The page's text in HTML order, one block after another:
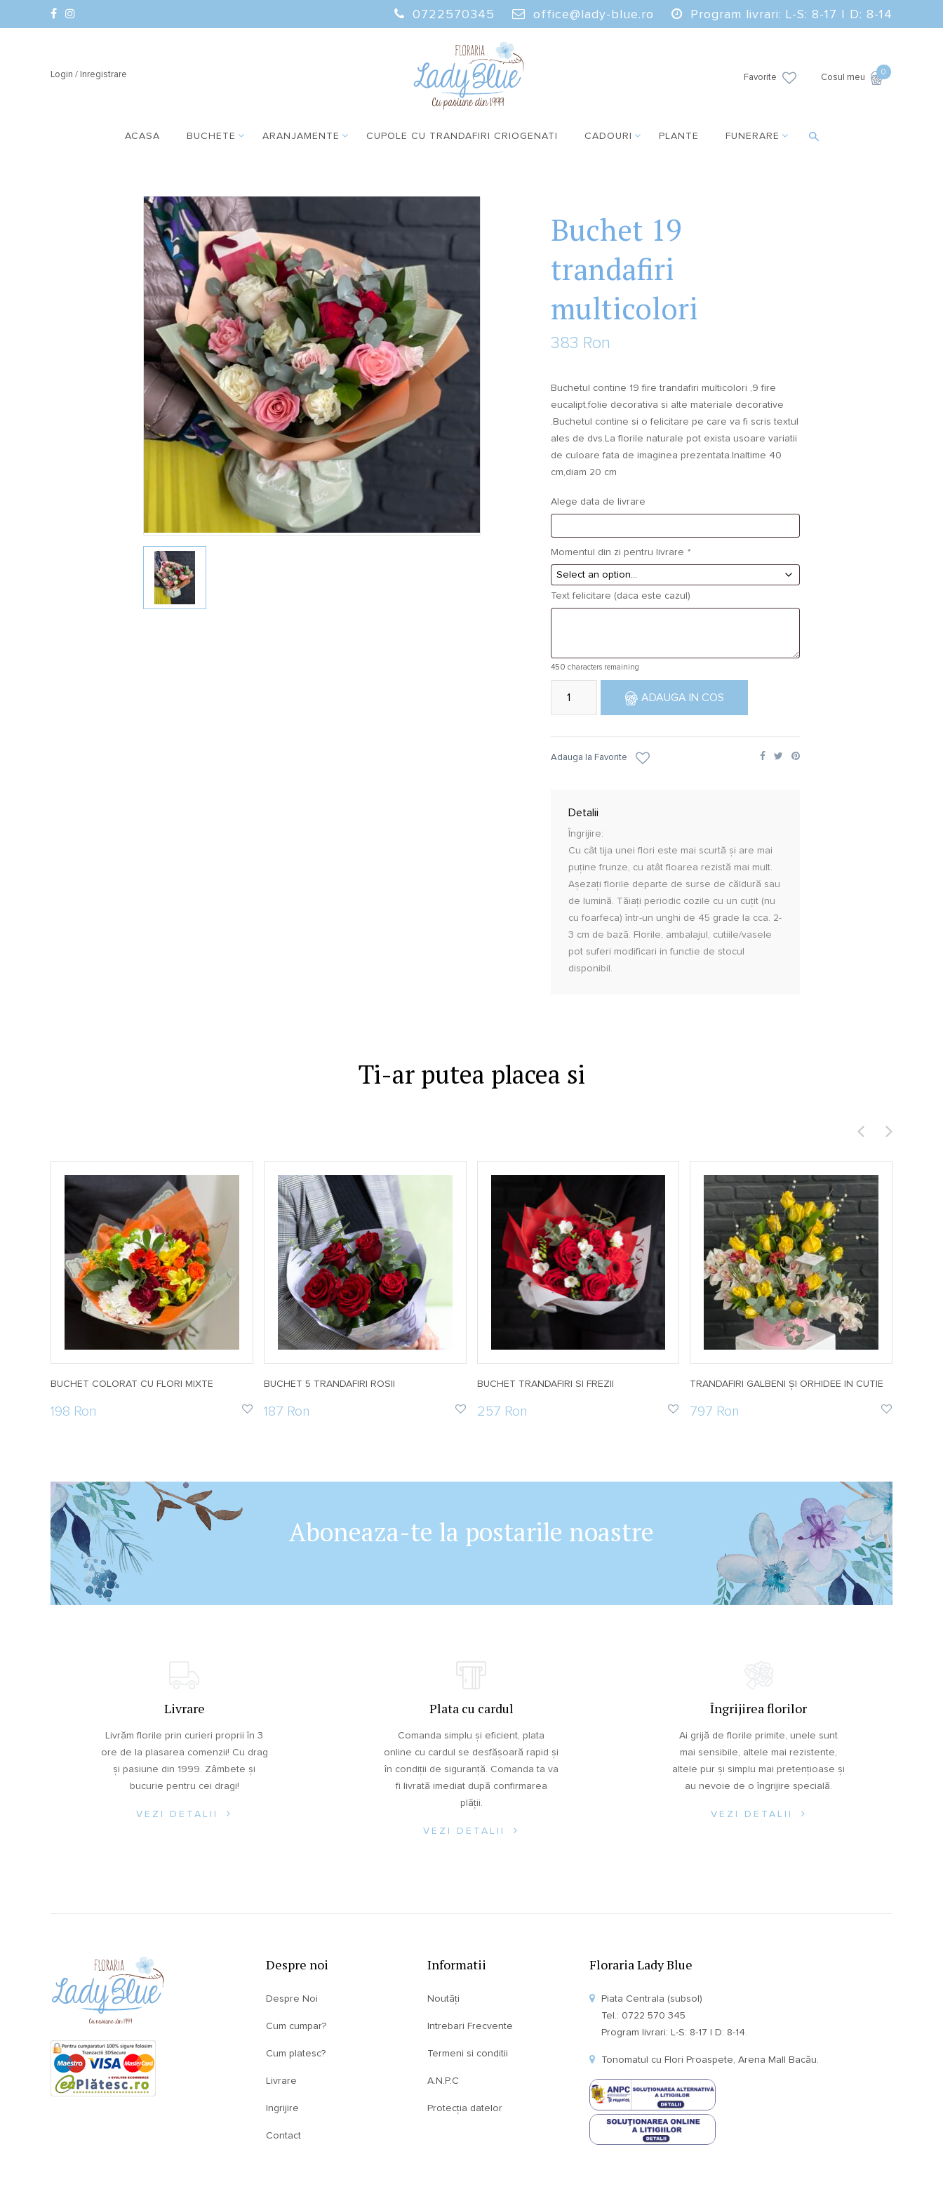
0722570345 office@lady-blue.ro Program livrari: L-S: 8-17 | D: 8-14
Login / Inregistrare Favorite Cosul meu
0
ACASA BUCHETE ARANJAMENTE CUPOLE CU TRANDAFIRI CRIOGENATI CADOURI PLANTE FUNERARE
Buchet 19
trandafiri
multicolori
383 Ron
Buchetul contine 19 fire trandafiri multicolori ,9 fire
eucalipt,folie decorativa si alte materiale decorative
.Buchetul contine si o felicitare pe care va fi scris textul
ales de dvs.La florile naturale pot exista usoare variatii
de culoare fata de imaginea prezentata.Inaltime 40
cm,diam 20 cm
Alege data de livrare
Momentul din zi pentru livrare *
Text felicitare (daca este cazul)
450 characters remaining
ADAUGA IN COS
Adauga la Favorite
Detalii
Îngrijire:
Cu cât tija unei flori este mai scurtă și are mai
puține frunze, cu atât floarea rezistă mai mult.
Așezați florile departe de surse de căldură sau
de lumină. Tăiați periodic cozile cu un cuțit (nu
cu foarfeca) într-un unghi de 45 grade la cca. 2-
3 cm de bază. Florile, ambalajul, cutiile/vasele
pot suferi modificari in functie de stocul
disponibil.
Ti-ar putea placea si
BUCHET COLORAT CU FLORI MIXTE
198 Ron
BUCHET 5 TRANDAFIRI ROSII
187 Ron
BUCHET TRANDAFIRI SI FREZII
257 Ron
TRANDAFIRI GALBENI ȘI ORHIDEE IN CUTIE
797 Ron
Aboneaza-te la postarile noastre
Livrare
Livrăm florile prin curieri proprii în 3
ore de la plasarea comenzii! Cu drag
și pasiune din 1999. Zâmbete și
bucurie pentru cei dragi!
VEZI DETALII
Plata cu cardul
Comanda simplu și eficient, plata
online cu cardul se desfășoară rapid și
în condiții de siguranță. Comanda ta va
fi livrată imediat după confirmarea
plății.
VEZI DETALII
Îngrijirea florilor
Ai grijă de florile primite, unele sunt
mai sensibile, altele mai rezistente,
altele pur și simplu mai pretențioase și
au nevoie de o îngrijire specială.
VEZI DETALII
Despre noi
Despre Noi
Cum cumpar?
Cum platesc?
Livrare
Ingrijire
Contact
Informatii
Noutăți
Intrebari Frecvente
Termeni si conditii
A.N.P.C
Protecția datelor
Floraria Lady Blue
Piata Centrala (subsol)
Tel.: 0722 570 345
Program livrari: L-S: 8-17 | D: 8-14.
Tonomatul cu Flori Proaspete, Arena Mall Bacău.